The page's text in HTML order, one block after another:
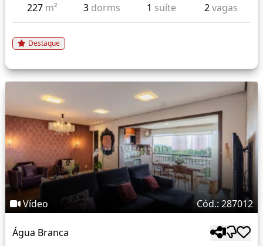
227 m² 3 dorms 1 suíte 2vagas
Destaque
Vídeo Cód.: 287012
Água Branca